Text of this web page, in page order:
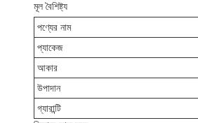
মূল বৈশিষ্ট্য
পণ্যের নাম
প্যাকেজ
আকার
উপাদান
গ্যারান্টি